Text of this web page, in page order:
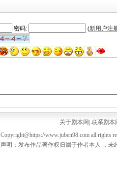
密码: (新用户注
关于剧本网 联系剧本
Copyright@https://www.juben98.com all rights
声明：发布作品著作权归属于作者本人 ，未